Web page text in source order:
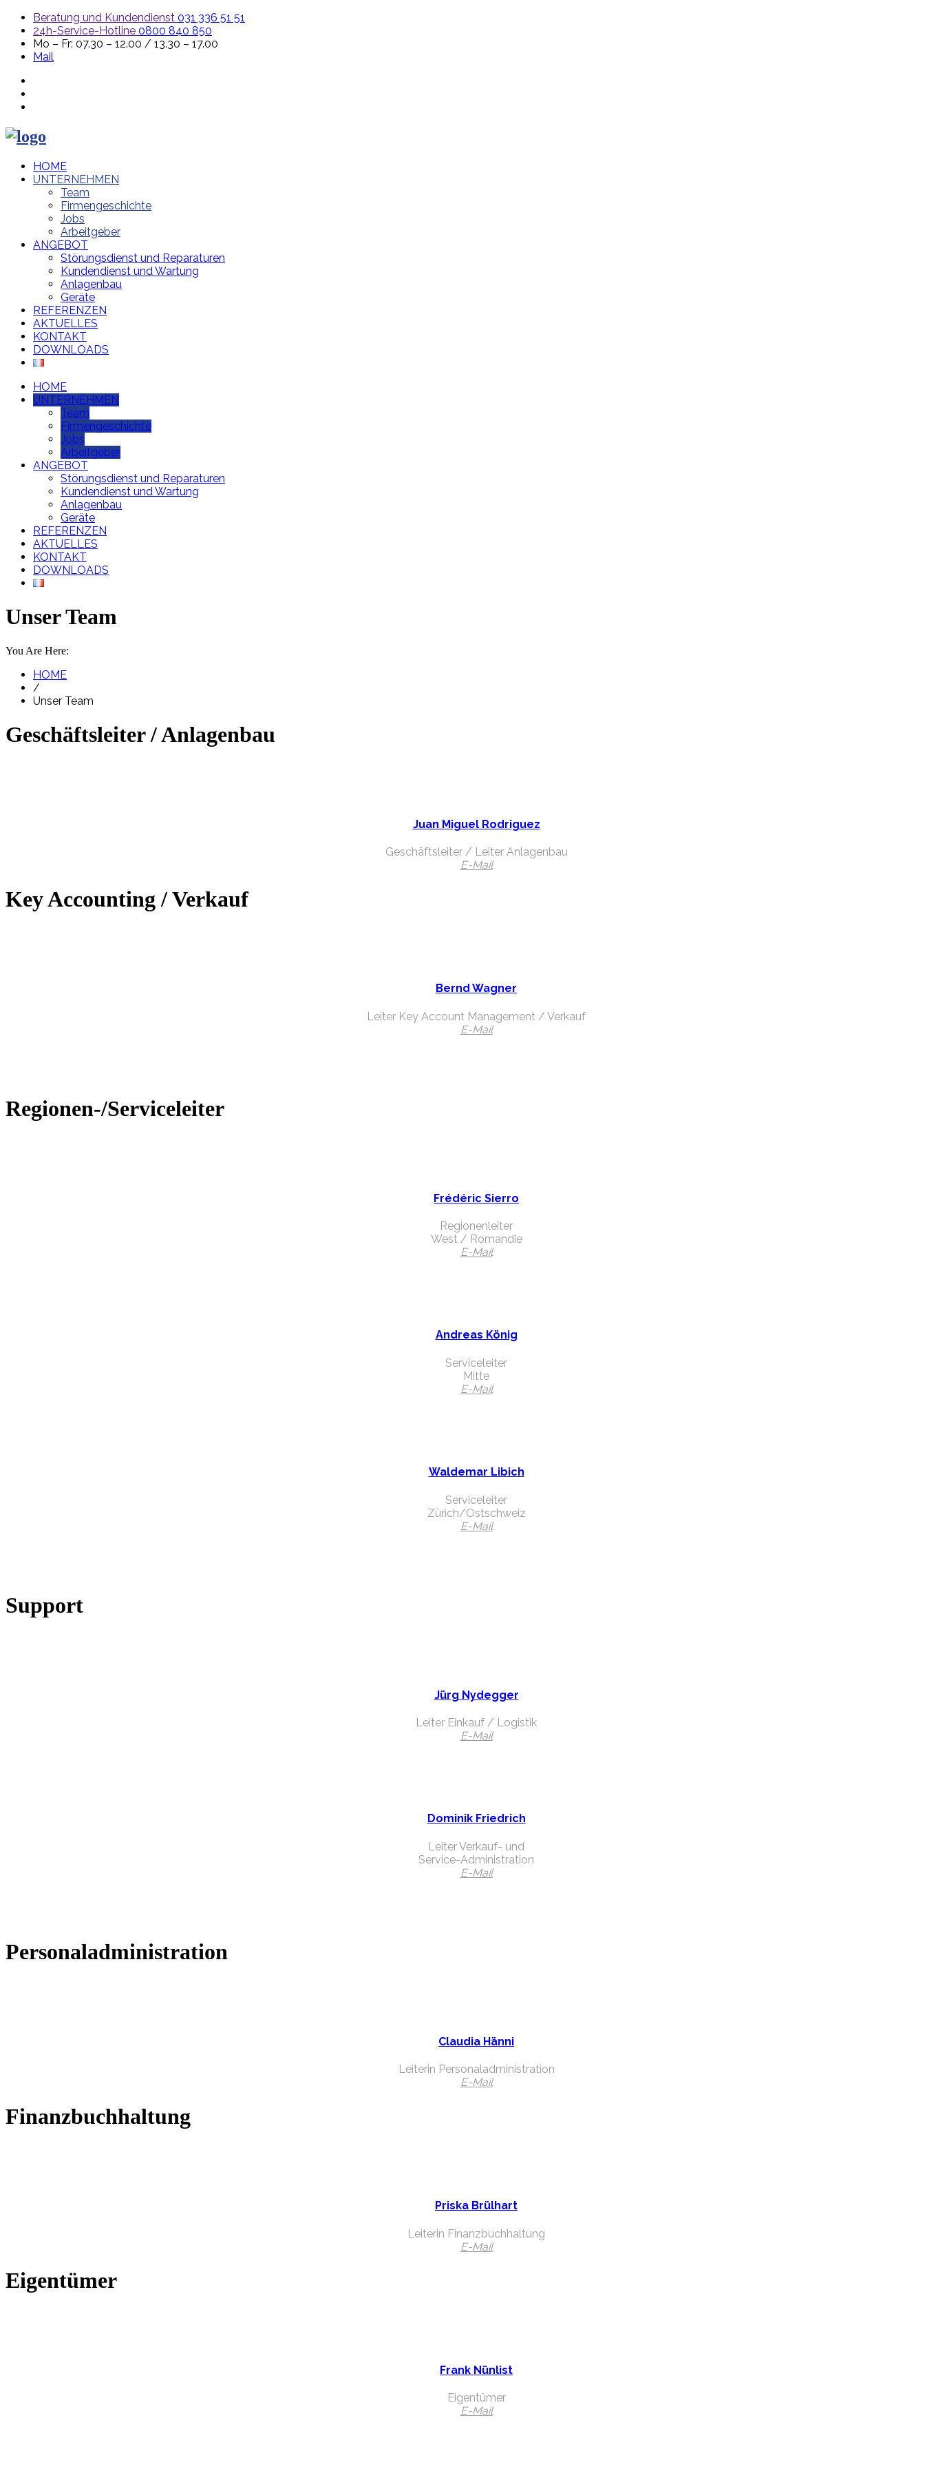
Beratung und Kundendienst 031 336 51 51
24h-Service-Hotline 0800 840 850
Mo – Fr: 07.30 – 12.00 / 13.30 – 17.00
Mail
HOME
UNTERNEHMEN
Team
Firmengeschichte
Jobs
Arbeitgeber
ANGEBOT
Störungsdienst und Reparaturen
Kundendienst und Wartung
Anlagenbau
Geräte
REFERENZEN
AKTUELLES
KONTAKT
DOWNLOADS
HOME
UNTERNEHMEN
Team
Firmengeschichte
Jobs
Arbeitgeber
ANGEBOT
Störungsdienst und Reparaturen
Kundendienst und Wartung
Anlagenbau
Geräte
REFERENZEN
AKTUELLES
KONTAKT
DOWNLOADS
Unser Team
You Are Here:
HOME
/
Unser Team
Geschäftsleiter / Anlagenbau
Juan Miguel Rodriguez
Geschäftsleiter / Leiter Anlagenbau
E-Mail
Key Accounting / Verkauf
Bernd Wagner
Leiter Key Account Management / Verkauf
E-Mail
Regionen-/Serviceleiter
Frédéric Sierro
Regionenleiter
West / Romandie
E-Mail
Andreas König
Serviceleiter
Mitte
E-Mail
Waldemar Libich
Serviceleiter
Zürich/Ostschweiz
E-Mail
Support
Jürg Nydegger
Leiter Einkauf / Logistik
E-Mail
Dominik Friedrich
Leiter Verkauf- und
Service-Administration
E-Mail
Personaladministration
Claudia Hänni
Leiterin Personaladministration
E-Mail
Finanzbuchhaltung
Priska Brülhart
Leiterin Finanzbuchhaltung
E-Mail
Eigentümer
Frank Nünlist
Eigentümer
E-Mail